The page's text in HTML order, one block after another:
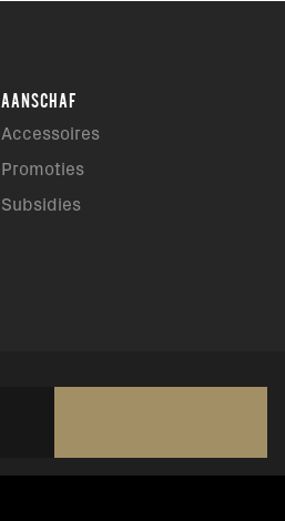
AANSCHAF
Accessoires
Promoties
Subsidies